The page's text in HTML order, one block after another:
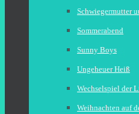
Schwiegermutter
Sommerabend
Sunny Boys
Ungeheuer Heiß
Wechselspiel der
Weihnachten auf